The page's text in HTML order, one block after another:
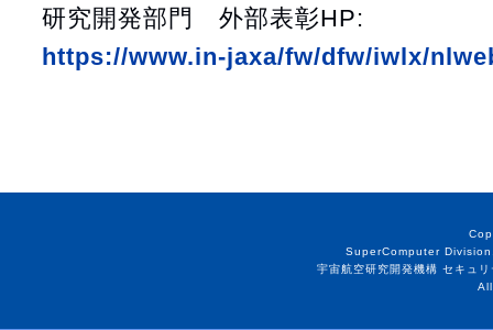
研究開発部門 外部表彰HP:
https://www.in-jaxa/fw/dfw/iwlx/
SuperComputer
宇宙航空研究開発機構 セキュ